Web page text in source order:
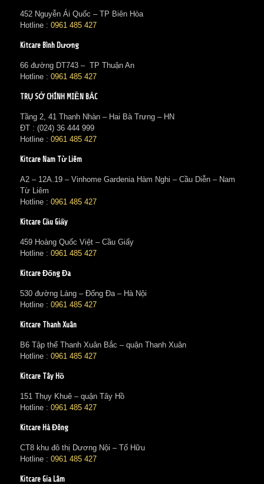
452 Nguyễn Ái Quốc – TP Biên Hòa
Hotline : 0961 485 427
Kitcare Bình Dương
66 đường DT743 – TP Thuận An
Hotline : 0961 485 427
TRỤ SỞ CHÍNH MIỀN BẮC
Tầng 2, 41 Thanh Nhàn – Hai Bà Trưng – HN
ĐT : (024) 36 444 999
Hotline : 0961 485 427
Kitcare Nam Từ Liêm
A2 – 12A.19 – Vinhome Gardenia Hàm Nghi – Cầu Diễn – Nam
Từ Liêm
Hotline : 0961 485 427
Kitcare Cầu Giấy
459 Hoàng Quốc Việt – Cầu Giấy
Hotline : 0961 485 427
Kitcare Đống Đa
530 đường Láng – Đống Đa – Hà Nội
Hotline : 0961 485 427
Kitcare Thanh Xuân
B6 Tập thể Thanh Xuân Bắc – quận Thanh Xuân
Hotline : 0961 485 427
Kitcare Tây Hồ
151 Thụy Khuê – quận Tây Hồ
Hotline : 0961 485 427
Kitcare Hà Đông
CT8 khu đô thị Dương Nội – Tố Hữu
Hotline : 0961 485 427
Kitcare Gia Lâm